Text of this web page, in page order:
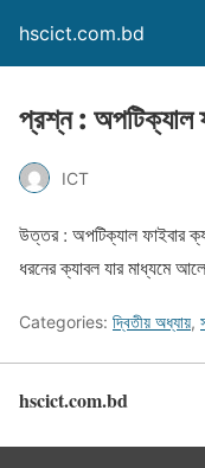
hscict.com.bd
প্রশ্ন : অপটিক্যাল
ICT
উত্তর : অপটিক্যাল ফাইবার
ধরনের ক্যাবল যার মাধ্যমে
Categories: দ্বিতীয় অধ্যায়,
hscict.com.bd